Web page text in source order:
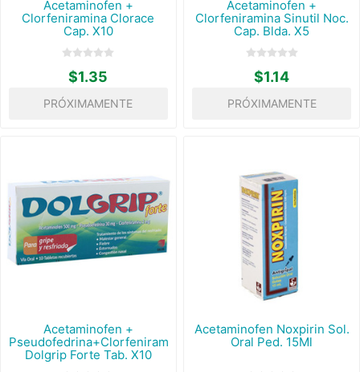
Acetaminofen +
Clorfeniramina Clorace
Cap. X10
$1.35
PRÓXIMAMENTE
Acetaminofen +
Clorfeniramina Sinutil Noc.
Cap. Blda. X5
$1.14
PRÓXIMAMENTE
Acetaminofen +
Pseudofedrina+Clorfeniramina
Dolgrip Forte Tab. X10
Acetaminofen Noxpirin Sol.
Oral Ped. 15Ml